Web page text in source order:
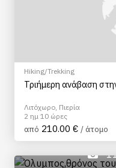
Hiking/Trekking
Τριήμερη ανάβαση
Λιτόχωρο, Πιερία
2 ημ 10 ώρες
από 210.00 € / άτομο